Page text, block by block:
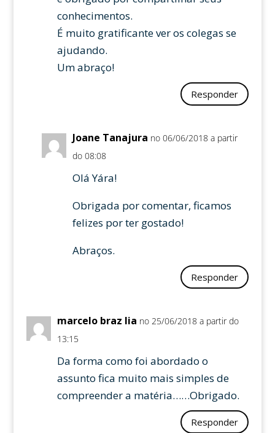
conhecimentos.
É muito gratificante ver os colegas se
ajudando.
Um abraço!
Responder
Joane Tanajura no 06/06/2018 a partir
do 08:08
Olá Yára!
Obrigada por comentar, ficamos
felizes por ter gostado!
Abraços.
Responder
marcelo braz lia no 25/06/2018 a partir do
13:15
Da forma como foi abordado o
assunto fica muito mais simples de
compreender a matéria……Obrigado.
Responder